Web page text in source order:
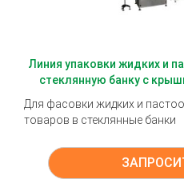
Линия упаковки жидких и
стеклянную банку с
Для фасовки жидких и
товаров в стеклянные банки